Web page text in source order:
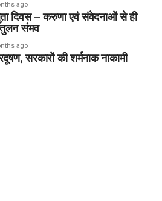
ago
दिवस – करुणा एवं संवेदनाओं से ही
संभव
ago
सरकारों की शर्मनाक नाकामी